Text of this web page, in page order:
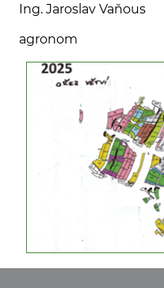
Ing. Jaroslav Vaňous
agronom